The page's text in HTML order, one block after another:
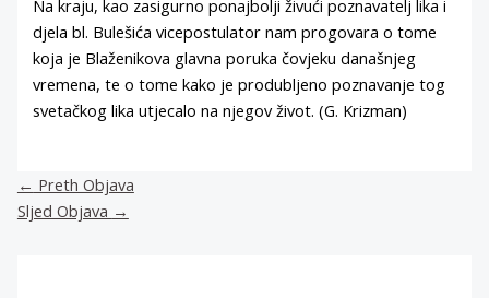
Na kraju, kao zasigurno ponajbolji živući poznavatelj lika i
djela bl. Bulešića vicepostulator nam progovara o tome
koja je Blaženikova glavna poruka čovjeku današnjeg
vremena, te o tome kako je produbljeno poznavanje tog
svetačkog lika utjecalo na njegov život. (G. Krizman)
← Preth Objava
Sljed Objava →